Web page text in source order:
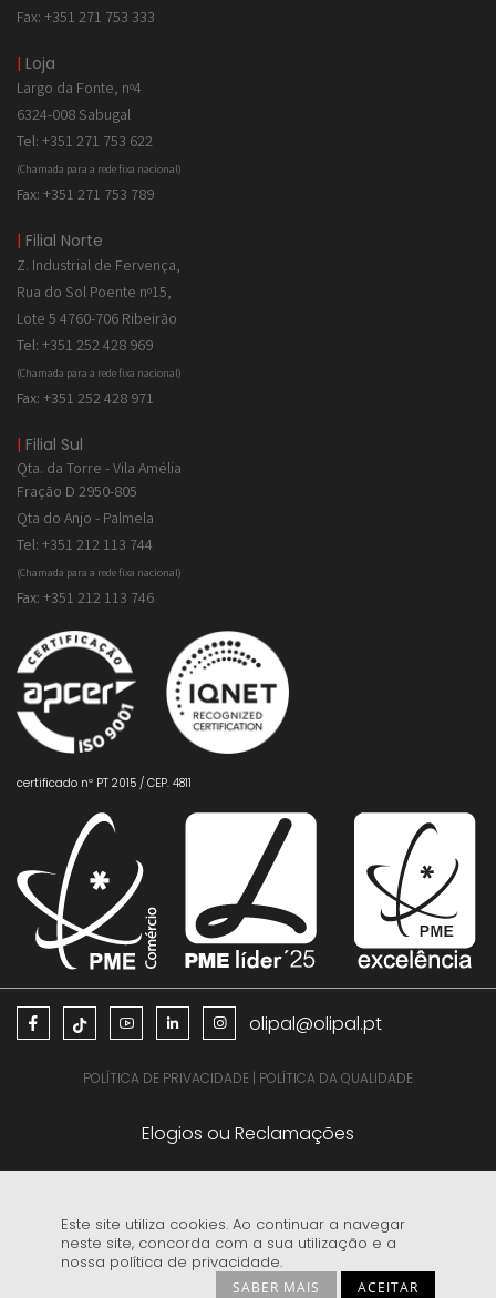
Este site utiliza cookies. Ao continuar a navegar
neste site, concorda com a sua utilização e a
nossa política de privacidade.
SABER MAIS ACEITAR
Fax: +351 271 753 333
| Loja
Largo da Fonte, nº4
6324-008 Sabugal
Tel: +351 271 753 622
(Chamada para a rede fixa nacional)
Fax: +351 271 753 789
| Filial Norte
Z. Industrial de Fervença,
Rua do Sol Poente nº15,
Lote 5 4760-706 Ribeirão
Tel: +351 252 428 969
(Chamada para a rede fixa nacional)
Fax: +351 252 428 971
| Filial Sul
Qta. da Torre - Vila Amélia
Fração D 2950-805
Qta do Anjo - Palmela
Tel: +351 212 113 744
(Chamada para a rede fixa nacional)
Fax: +351 212 113 746
certificado nº PT 2015 / CEP. 4811
olipal@olipal.pt
POLÍTICA DE PRIVACIDADE | POLÍTICA DA QUALIDADE
Elogios ou Reclamações
EDITAL PROTEÇÃO DE DADOS COPYRIGHT E MARCA REGISTADA